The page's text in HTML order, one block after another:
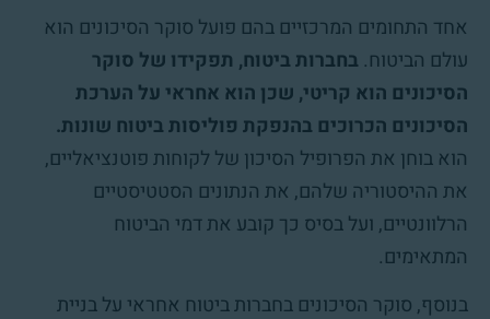
אחד התחומים המרכזיים בהם פועל סוקר הסיכונים הוא
עולם הביטוח. בחברות ביטוח, תפקידו של סוקר
הסיכונים הוא קריטי, שכן הוא אחראי על הערכת
הסיכונים הכרוכים בהנפקת פוליסות ביטוח שונות.
הוא בוחן את הפרופיל הסיכון של לקוחות פוטנציאליים,
את ההיסטוריה שלהם, את הנתונים הסטטיסטיים
הרלוונטיים, ועל בסיס כך קובע את דמי הביטוח
המתאימים.
בנוסף, סוקר הסיכונים בחברות ביטוח אחראי על בניית